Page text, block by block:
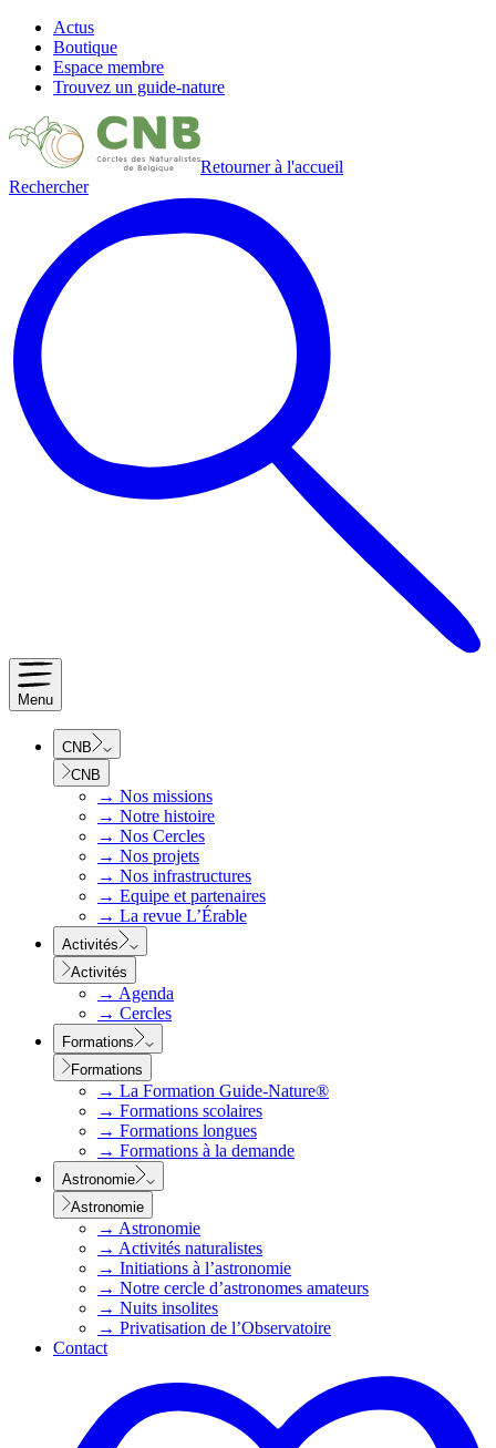
Actus
Boutique
Espace membre
Trouvez un guide-nature
Retourner à l'accueil
Rechercher
Menu
CNB
CNB
→ Nos missions
→ Notre histoire
→ Nos Cercles
→ Nos projets
→ Nos infrastructures
→ Equipe et partenaires
→ La revue L’Érable
Activités
Activités
→ Agenda
→ Cercles
Formations
Formations
→ La Formation Guide-Nature®
→ Formations scolaires
→ Formations longues
→ Formations à la demande
Astronomie
Astronomie
→ Astronomie
→ Activités naturalistes
→ Initiations à l’astronomie
→ Notre cercle d’astronomes amateurs
→ Nuits insolites
→ Privatisation de l’Observatoire
Contact